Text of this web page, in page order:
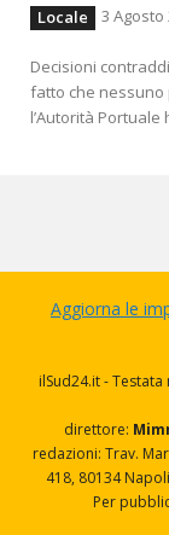
Locale 3 Agosto
Decisioni
fatto che nessuno
l’Autorità Portuale
Aggiorna le
ilSud24.it -
direttore:
redazioni: Trav.
418, 80134
Per